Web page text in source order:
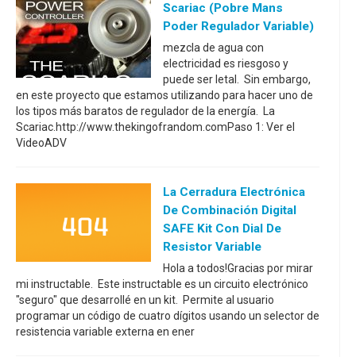
Scariac (pobre Mans
Poder Regulador Variable)
mezcla de agua con
electricidad es riesgoso y
puede ser letal. Sin embargo,
en este proyecto que estamos utilizando para hacer uno de
los tipos más baratos de regulador de la energía. La
Scariac.http://www.thekingofrandom.comPaso 1: Ver el
VideoADV
La Cerradura Electrónica
De Combinación Digital
SAFE Kit Con Dial De
Resistor Variable
Hola a todos!Gracias por mirar
mi instructable. Este instructable es un circuito electrónico
"seguro" que desarrollé en un kit. Permite al usuario
programar un código de cuatro dígitos usando un selector de
resistencia variable externa en ener